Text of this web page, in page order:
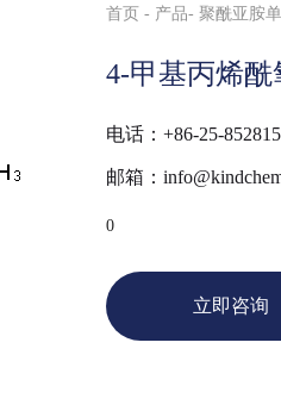
首页 产品 聚酰亚胺
4-甲基丙烯
电话：+86-25-
邮箱：
0
立即咨询